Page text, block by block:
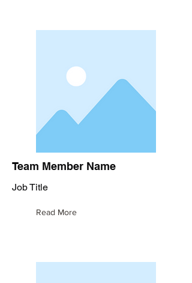
Team Member Name
Job Title
Read More